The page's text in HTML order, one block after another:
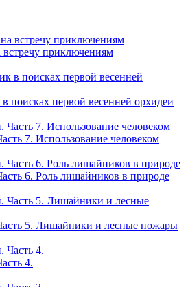
приключениям
поисках первой весенней орхидеи
7. Использование человеком
6. Роль лишайников в природе
5. Лишайники и лесные пожары
4.